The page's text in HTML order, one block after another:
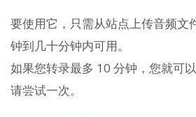
要使用它，只需从站点上传音频文
钟到几十分钟内可用。
如果您转录最多 10 分钟，您就可
请尝试一次。